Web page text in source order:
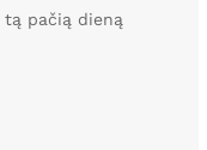
tą pačią dieną